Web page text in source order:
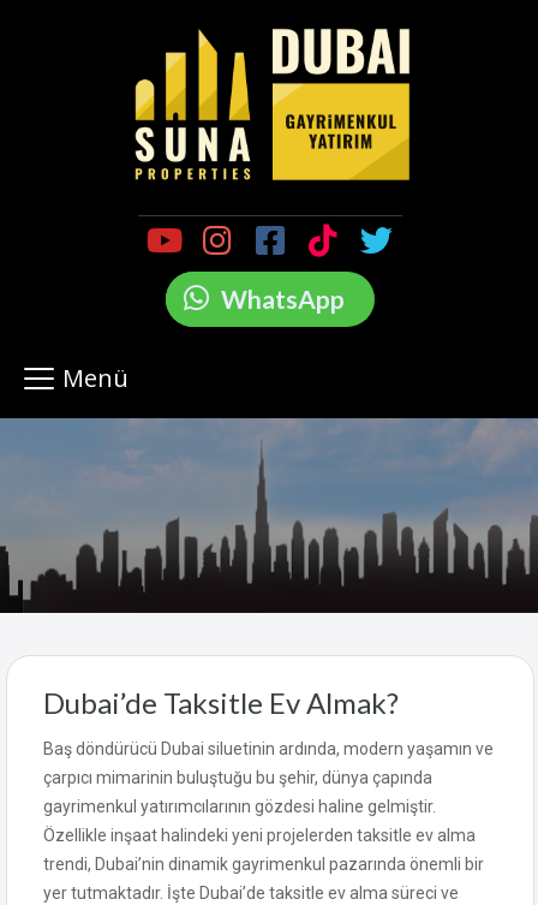
WhatsApp
Menü
Dubai’de Taksitle Ev Almak?
Baş döndürücü Dubai siluetinin ardında, modern yaşamın ve
çarpıcı mimarinin buluştuğu bu şehir, dünya çapında
gayrimenkul yatırımcılarının gözdesi haline gelmiştir.
Özellikle inşaat halindeki yeni projelerden taksitle ev alma
trendi, Dubai’nin dinamik gayrimenkul pazarında önemli bir
yer tutmaktadır. İşte Dubai’de taksitle ev alma süreci ve